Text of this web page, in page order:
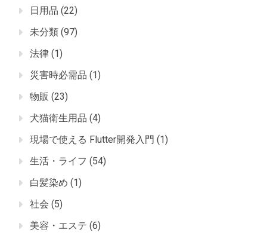
日用品 (22)
未分類 (97)
法律 (1)
災害時必需品 (1)
物販 (23)
犬猫衛生用品 (4)
現場で使える Flutter開発入門 (1)
生活・ライフ (54)
白髪染め (1)
社会 (5)
美容・エステ (6)